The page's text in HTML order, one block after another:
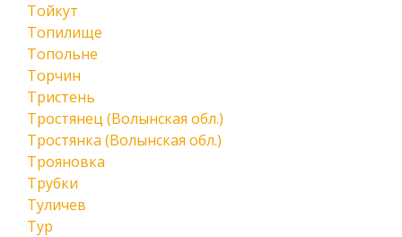
Тойкут
Топилище
Топольне
Торчин
Тристень
Тростянец (Волынская обл.)
Тростянка (Волынская обл.)
Трояновка
Трубки
Туличев
Тур